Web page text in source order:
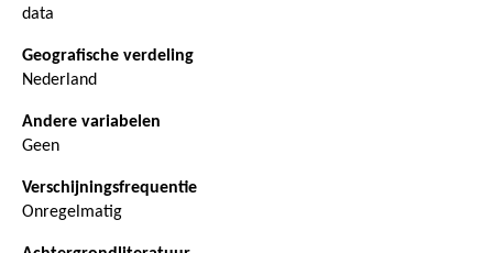
data
Geografische verdeling
Nederland
Andere variabelen
Geen
Verschijningsfrequentie
Onregelmatig